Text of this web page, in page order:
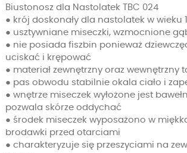
Biustonosz dla Nastolatek TBC 024
● krój doskonały dla nastolatek w wieku
● usztywniane miseczki, wzmocnione
● nie posiada fiszbin ponieważ
uciskać i krępować
● materiał zewnętrzny oraz wewnętrzny
● pas obwodu stabilnie okala ciało i
● wnętrze miseczek wyłożone jest
pozwala skórze oddychać
● środek miseczek wyposażono w
brodawki przed otarciami
● charakteryzuje się przeszyciami na